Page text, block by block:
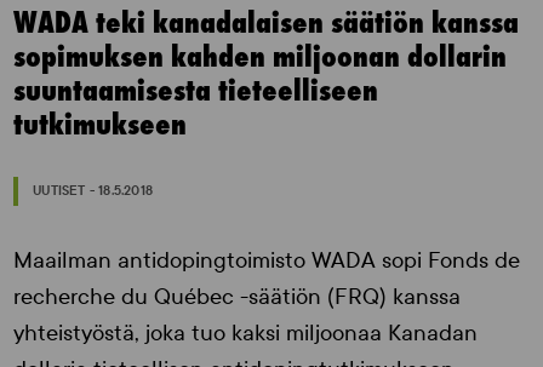
WADA teki kanadalaisen säätiön kanssa
sopimuksen kahden miljoonan dollarin
suuntaamisesta tieteelliseen
tutkimukseen
UUTISET - 18.5.2018
Maailman antidopingtoimisto WADA sopi Fonds de
recherche du Québec -säätiön (FRQ) kanssa
yhteistyöstä, joka tuo kaksi miljoonaa Kanadan